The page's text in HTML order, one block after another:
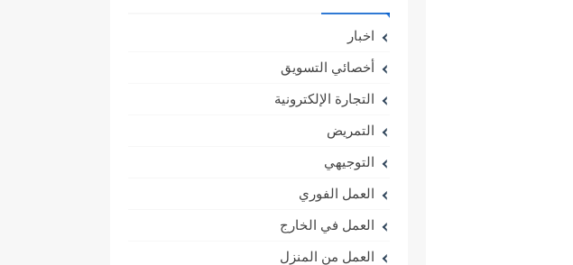
اخبار
أخصائي التسويق
التجارة الإلكترونية
التمريض
التوجيهي
العمل الفوري
العمل في الخارج
العمل من المنزل